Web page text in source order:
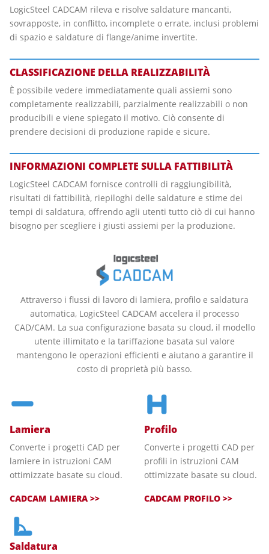
LogicSteel CADCAM rileva e risolve saldature mancanti,
sovrapposte, in conflitto, incomplete o errate, inclusi problemi
di spazio e saldature di flange/anime invertite.
CLASSIFICAZIONE DELLA REALIZZABILITÀ
È possibile vedere immediatamente quali assiemi sono
completamente realizzabili, parzialmente realizzabili o non
producibili e viene spiegato il motivo. Ciò consente di
prendere decisioni di produzione rapide e sicure.
INFORMAZIONI COMPLETE SULLA FATTIBILITÀ
LogicSteel CADCAM fornisce controlli di raggiungibilità,
risultati di fattibilità, riepiloghi delle saldature e stime dei
tempi di saldatura, offrendo agli utenti tutto ciò di cui hanno
bisogno per scegliere i giusti assiemi per la produzione.
Attraverso i flussi di lavoro di lamiera, profilo e saldatura
automatica, LogicSteel CADCAM accelera il processo
CAD/CAM. La sua configurazione basata su cloud, il modello
utente illimitato e la tariffazione basata sul valore
mantengono le operazioni efficienti e aiutano a garantire il
costo di proprietà più basso.
Lamiera
Converte i progetti CAD per
lamiere in istruzioni CAM
ottimizzate basate su cloud.
CADCAM LAMIERA >>
Profilo
Converte i progetti CAD per
profili in istruzioni CAM
ottimizzate basate su cloud.
CADCAM PROFILO >>
Saldatura